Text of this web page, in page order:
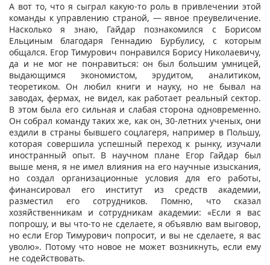
А вот то, что я сыграл какую-то роль в привлечении этой
команды к управлению страной, — явное преувеличение.
Насколько я знаю, Гайдар познакомился с Борисом
Ельциным благодаря Геннадию Бурбулису, с которым
общался. Егор Тимурович понравился Борису Николаевичу,
да и не мог не понравиться: он был большим умницей,
выдающимся экономистом, эрудитом, аналитиком,
теоретиком. Он любил книги и науку, но не бывал на
заводах, фермах, не видел, как работает реальный сектор.
В этом была его сильная и слабая сторона одновременно.
Он собрал команду таких же, как он, 30-летних ученых, они
ездили в страны бывшего соцлагеря, например в Польшу,
которая совершила успешный переход к рынку, изучали
иностранный опыт. В научном плане Егор Гайдар был
выше меня, я не имел влияния на его научные изыскания,
но создал организационные условия для его работы,
финансировал его институт из средств академии,
разместил его сотрудников. Помню, что сказал
хозяйственникам и сотрудникам академии: «Если я вас
попрошу, и вы что-то не сделаете, я объявлю вам выговор,
но если Егор Тимурович попросит, и вы не сделаете, я вас
уволю». Потому что новое не может возникнуть, если ему
не содействовать.